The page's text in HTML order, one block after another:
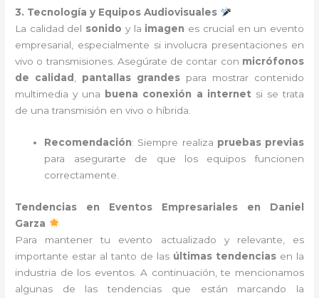
3. Tecnología y Equipos Audiovisuales
La calidad del sonido y la imagen es crucial en un evento
empresarial, especialmente si involucra presentaciones en
vivo o transmisiones. Asegúrate de contar con micrófonos
de calidad
pantallas grandes para mostrar contenido
multimedia y una
buena conexión a internet si se trata
de una transmisión en vivo o híbrida.
Recomendación: Siempre realiza pruebas previas
para asegurarte de que los equipos funcionen
correctamente.
Tendencias en Eventos Empresariales en Daniel
Garza
Para mantener tu evento actualizado y relevante, es
importante estar al tanto de las últimas tendenciasen la
industria de los eventos. A continuación, te mencionamos
algunas de las tendencias que están marcando la